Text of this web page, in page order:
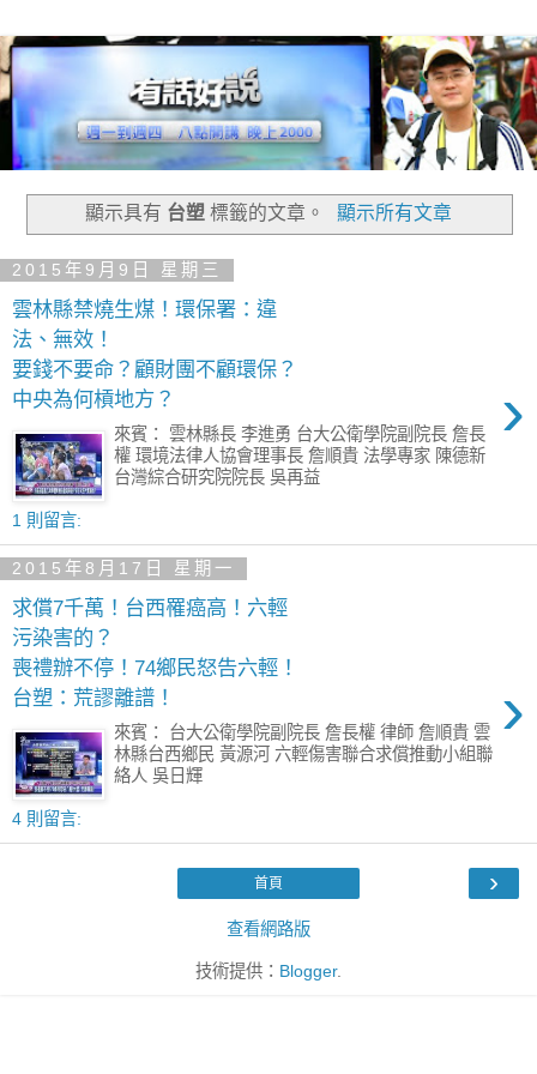
顯示具有 台塑 標籤的文章。 顯示所有文章
2015年9月9日 星期三
雲林縣禁燒生煤！環保署：違
法、無效！
要錢不要命？顧財團不顧環保？
中央為何槓地方？
›
來賓： 雲林縣長 李進勇 台大公衛學院副院長 詹長
權 環境法律人協會理事長 詹順貴 法學專家 陳德新
台灣綜合研究院院長 吳再益
1 則留言:
2015年8月17日 星期一
求償7千萬！台西罹癌高！六輕
污染害的？
喪禮辦不停！74鄉民怒告六輕！
台塑：荒謬離譜！
›
來賓： 台大公衛學院副院長 詹長權 律師 詹順貴 雲
林縣台西鄉民 黃源河 六輕傷害聯合求償推動小組聯
絡人 吳日輝
4 則留言:
›
首頁
查看網路版
技術提供： Blogger.